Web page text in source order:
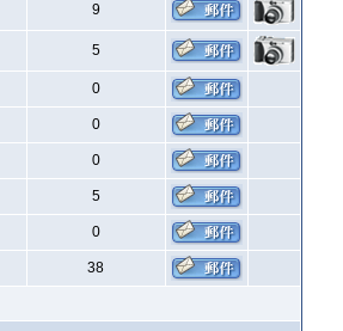
9
5
0
0
0
5
0
38